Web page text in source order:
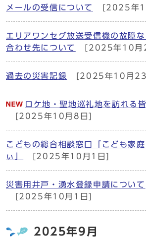
メールの受信について
[2025年
エリアワンセグ放送受信機の故障
合わせ先について
[2025年10月
過去の災害記録 [2025年10月23
ロケ地・聖地巡礼地を訪れる
[2025年10月8日]
こどもの総合相談窓口「こども家
ぃ」
[2025年10月1日]
災害用井戸・湧水登録申請について
[2025年10月1日]
2025年9月